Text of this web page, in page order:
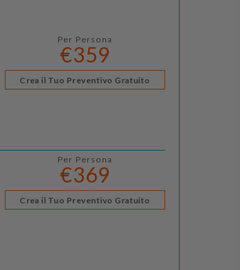
Per Persona
€359
Crea il Tuo Preventivo Gratuito
Per Persona
€369
Crea il Tuo Preventivo Gratuito